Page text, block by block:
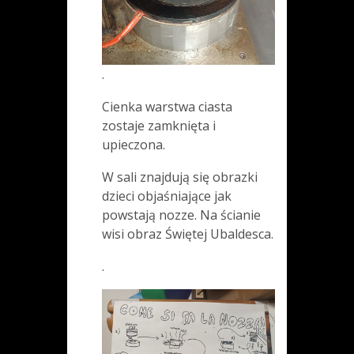
.
Cienka warstwa ciasta
zostaje zamknięta i
upieczona.
W sali znajdują się obrazki
dzieci objaśniające jak
powstają nozze. Na ścianie
wisi obraz Świętej Ubaldesca.
.